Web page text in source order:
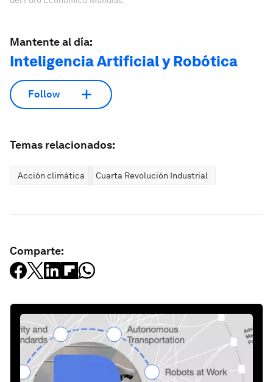
Mantente al día:
Inteligencia Artificial y Robótica
Follow
Temas relacionados:
Acción climática Cuarta Revolución Industrial
Comparte: